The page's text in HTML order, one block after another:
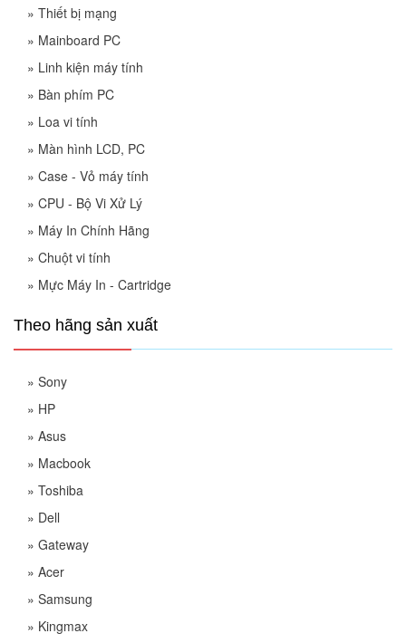
» Thiết bị mạng
» Mainboard PC
» Linh kiện máy tính
» Bàn phím PC
» Loa vi tính
» Màn hình LCD, PC
» Case - Vỏ máy tính
» CPU - Bộ Vi Xử Lý
» Máy In Chính Hãng
» Chuột vi tính
» Mực Máy In - Cartridge
Theo hãng sản xuất
» Sony
» HP
» Asus
» Macbook
» Toshiba
» Dell
» Gateway
» Acer
» Samsung
» Kingmax